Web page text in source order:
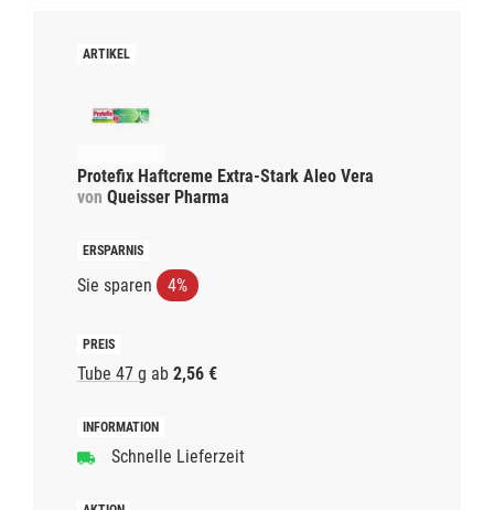
Protefix Haftcreme Extra-Stark Aleo Vera
von Queisser Pharma
Sie sparen 4%
Tube 47 g ab 2,56 €
Schnelle Lieferzeit